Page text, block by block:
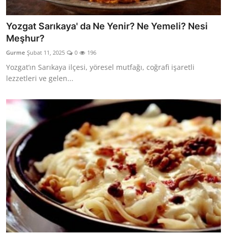
Yozgat Sarıkaya' da Ne Yenir? Ne Yemeli? Nesi
Meşhur?
Gurme Şubat 11, 2025 0 196
Yozgat’ın Sarıkaya ilçesi, yöresel mutfağı, coğrafi işaretli
lezzetleri ve gelen...